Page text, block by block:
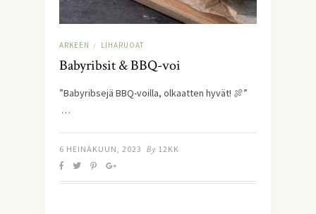
ARKEEN / LIHARUOAT
Babyribsit & BBQ-voi
”Babyribsejä BBQ-voilla, olkaatten hyvät! 🍖”
…
6 HEINÄKUUN, 2023 By 12KK